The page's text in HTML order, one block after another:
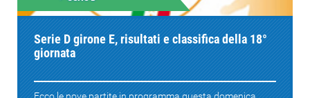
Serie D girone E, risultati e classifica della 18°
giornata
Ecco le nove partite in programma questa domenica,